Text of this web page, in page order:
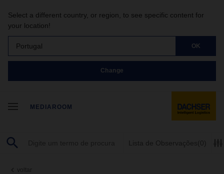
Select a different country, or region, to see specific content for
your location!
Portugal OK
Change
MEDIAROOM
Lista de Observações (0)
voltar